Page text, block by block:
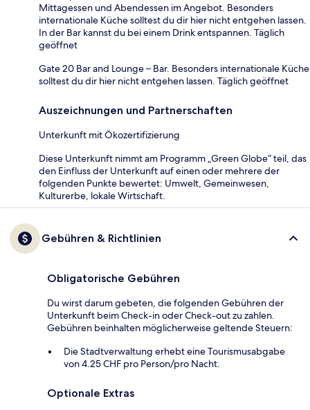
Mittagessen und Abendessen im Angebot. Besonders
internationale Küche solltest du dir hier nicht entgehen lassen.
In der Bar kannst du bei einem Drink entspannen. Täglich
geöffnet
Gate 20 Bar and Lounge – Bar. Besonders internationale Küche
solltest du dir hier nicht entgehen lassen. Täglich geöffnet
Auszeichnungen und Partnerschaften
Unterkunft mit Ökozertifizierung
Diese Unterkunft nimmt am Programm „Green Globe“ teil, das
den Einfluss der Unterkunft auf einen oder mehrere der
folgenden Punkte bewertet: Umwelt, Gemeinwesen,
Kulturerbe, lokale Wirtschaft.
Gebühren & Richtlinien
Obligatorische Gebühren
Du wirst darum gebeten, die folgenden Gebühren der
Unterkunft beim Check-in oder Check-out zu zahlen.
Gebühren beinhalten möglicherweise geltende Steuern:
Die Stadtverwaltung erhebt eine Tourismusabgabe
von 4.25 CHF pro Person/pro Nacht.
Optionale Extras